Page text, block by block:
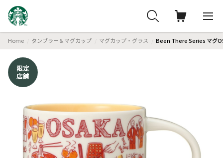
Home タンブラー＆マグカップ マグカップ・グラス Been There Series マグ
限定
店舗